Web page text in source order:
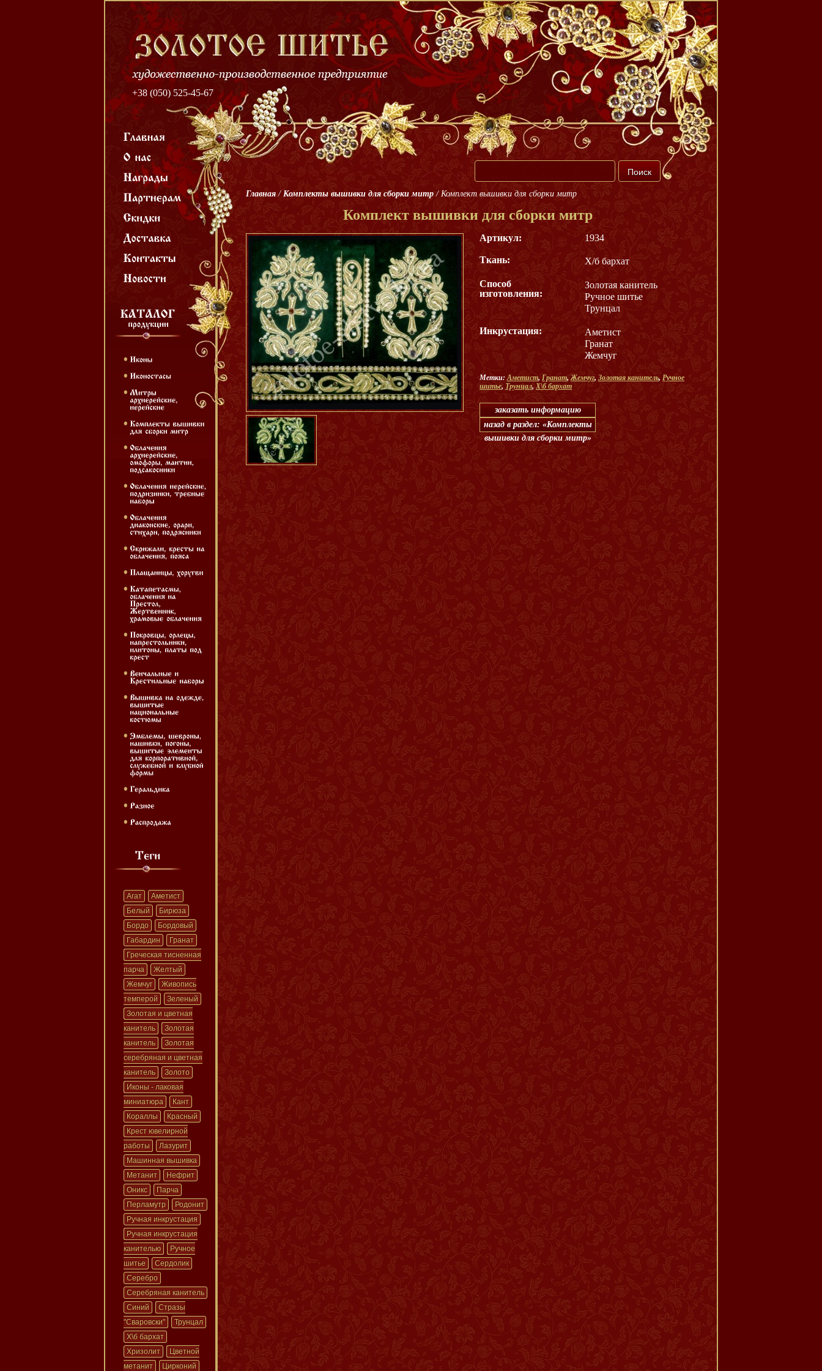
+38 (050) 525-45-67
Агат
Аметист
Белый
Бирюза
Бордо
Бордовый
Габардин
Гранат
Греческая тисненная
парча
Желтый
Жемчуг
Живопись
темперой
Зеленый
Золотая и цветная
канитель
Золотая
канитель
Золотая
серебряная и цветная
канитель
Золото
Иконы - лаковая
миниатюра
Кант
Кораллы
Красный
Крест ювелирной
работы
Лазурит
Машинная вышивка
Метанит
Нефрит
Оникс
Парча
Перламутр
Родонит
Ручная инкрустация
Ручная инкрустация
канителью
Ручное
шитье
Сердолик
Серебро
Серебряная канитель
Синий
Стразы
"Сваровски"
Трунцал
Х\б бархат
Хризолит
Цветной
метанит
Цирконий
Главная / Комплекты вышивки для сборки митр / Комплект вышивки для сборки митр
Комплект вышивки для сборки митр
Артикул: 1934
Ткань: Х/б бархат
Способ
изготовления:
Золотая канитель
Ручное шитье
Трунцал
Инкрустация:
Аметист
Гранат
Жемчуг
Метки:Аметист, Гранат,Жемчуг, Золотая канитель, Ручное
шитье, Трунцал,Х\б бархат
заказать информацию
назад в раздел: «Комплекты
вышивки для сборки митр»